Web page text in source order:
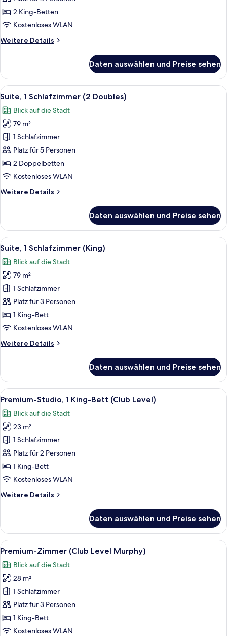
2 King-Betten
Kostenloses WLAN
Weitere Details
Weitere
(Discovery)
Daten auswählen und Preise sehen
Alle
Fotos
für
Suite,
Schlafzimmer
(2
Doubles)
Ein Hotelzimmer mit Balkon,
9
Suite, 1 Schlafzimmer (2 Doubles)
Blick auf die Stadt
79 m²
1 Schlafzimmer
Platz für 5 Personen
2 Doppelbetten
Kostenloses WLAN
Weitere Details
Weitere
1
Schlafzimmer
(2
Daten auswählen und Preise sehen
Alle
Fotos
für
Suite,
Schlafzimmer
(King)
anzeigen
Ein Hotelzimmer mit Balkon,
10
Suite, 1 Schlafzimmer (King)
Blick auf die Stadt
79 m²
1 Schlafzimmer
Platz für 3 Personen
1 King-Bett
Kostenloses WLAN
Weitere Details
Weitere
1
Schlafzimmer
(King)
Daten auswählen und Preise sehen
Alle
Fotos
für
Premium-
Studio,
1 King-
Bett
(Club
anzeigen
Ein Hotelzimmer mit einem großen
7
Premium-Studio, 1 King-Bett (Club Level)
Blick auf die Stadt
23 m²
1 Schlafzimmer
Platz für 2 Personen
1 King-Bett
Kostenloses WLAN
Weitere Details
Weitere
Studio,
1 King-
Bett
Level)
Daten auswählen und Preise sehen
Alle
Fotos
für
Premium-
Zimmer
(Club
Level
Murphy)
Ein Hotelzimmer mit einem Bett,
5
Premium-Zimmer (Club Level Murphy)
Blick auf die Stadt
28 m²
1 Schlafzimmer
Platz für 3 Personen
1 King-Bett
Kostenloses WLAN